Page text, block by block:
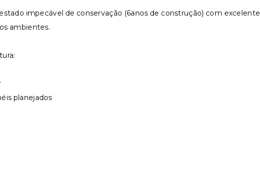
impecável de conservação (6anos de construção) com excelente
ambientes.
planejados